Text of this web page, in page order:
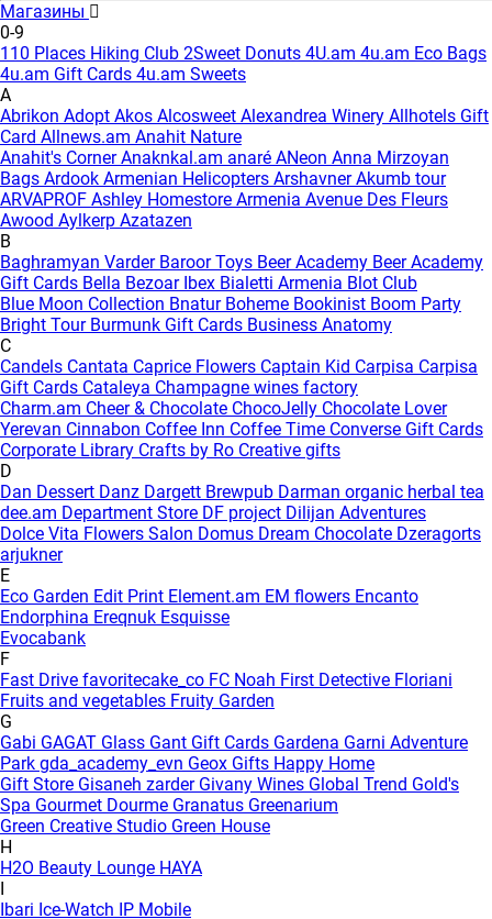
Магазины
0-9
110 Places Hiking Club 2Sweet Donuts 4U.am 4u.am Eco Bags
4u.am Gift Cards 4u.am Sweets
A
Abrikon Adopt Akos Alcosweet Alexandrea Winery Allhotels Gift
Card Allnews.am Anahit Nature
Anahit's CornerAnaknkal.am anaré ANeon Anna Mirzoyan
Bags Ardook Armenian Helicopters Arshavner Akumb tour
ARVAPROF Ashley Homestore Armenia Avenue Des Fleurs
Awood Aylkerp Azatazen
B
Baghramyan Varder Baroor Toys Beer Academy Beer Academy
Gift Cards Bella Bezoar Ibex Bialetti Armenia Blot Club
Blue Moon Collection Bnatur Boheme Bookinist Boom Party
Bright Tour Burmunk Gift Cards Business Anatomy
C
Candels Cantata Caprice Flowers Captain Kid Carpisa Carpisa
Gift Cards Cataleya Champagne wines factory
Charm.am Cheer & Chocolate ChocoJelly Chocolate Lover
Yerevan Cinnabon Coffee Inn Coffee Time Converse Gift Cards
Corporate Library Crafts by Ro Creative gifts
D
Dan Dessert Danz Dargett Brewpub Darman organic herbal tea
dee.am Department Store DF project Dilijan Adventures
Dolce Vita Flowers Salon Domus Dream Chocolate Dzeragorts
arjukner
E
Eco Garden Edit Print Element.am EM flowers Encanto
Endorphina Ereqnuk Esquisse
Evocabank
F
Fast Drive favoritecake_co FC Noah First Detective Floriani
Fruits and vegetables Fruity Garden
G
Gabi GAGAT Glass Gant Gift Cards Gardena Garni Adventure
Park gda_academy_evn Geox Gifts Happy Home
Gift Store Gisaneh zarder Givany Wines Global Trend Gold's
Spa Gourmet Dourme Granatus Greenarium
Green Creative Studio Green House
H
H2O Beauty Lounge HAYA
I
Ibari Ice-Watch IP Mobile